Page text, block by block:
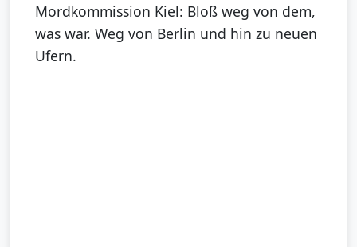
Mordkommission Kiel: Bloß weg von dem,
was war. Weg von Berlin und hin zu neuen
Ufern.